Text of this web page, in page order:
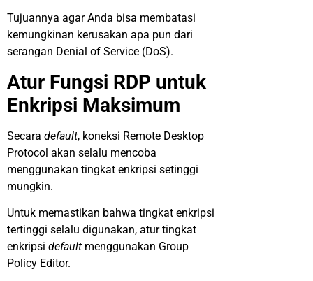
Tujuannya agar Anda bisa membatasi
kemungkinan kerusakan apa pun dari
serangan Denial of Service (DoS).
Atur Fungsi RDP untuk
Enkripsi Maksimum
Secara default, koneksi Remote Desktop
Protocol akan selalu mencoba
menggunakan tingkat enkripsi setinggi
mungkin.
Untuk memastikan bahwa tingkat enkripsi
tertinggi selalu digunakan, atur tingkat
enkripsi default menggunakan Group
Policy Editor.